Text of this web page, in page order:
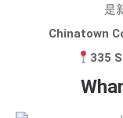
是
Chinatown
335